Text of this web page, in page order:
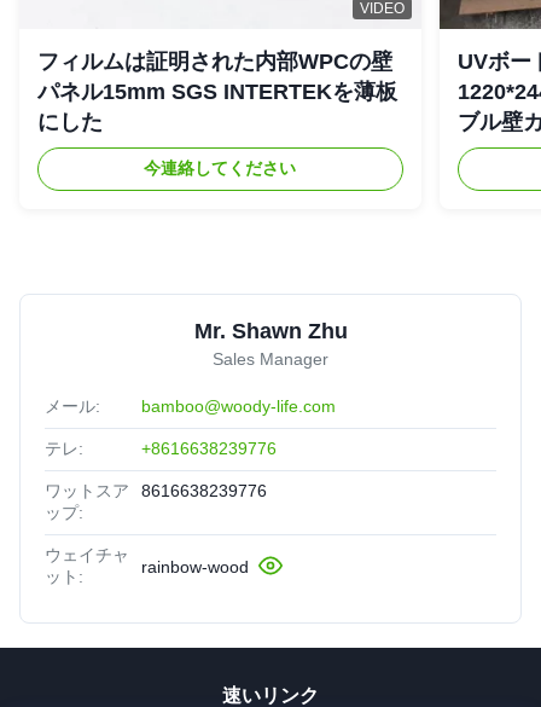
Excellent acoustic performance! Hotels and schools love
the sound absorption—flexible MOQ, sturdy bulk
packaging (no damage). Great B2B value.
VIDEO
フィルムは証明された内部WPCの壁
パネル15mm SGS INTERTEKを薄板
にした
今連絡してください
UVボー
ブル壁
Mr. Shawn Zhu
Sales Manager
メール: bamboo@woody-life.com
テレ: +8616638239776
ワットスア
ップ:
8616638239776
ウェイチャ
ット:
rainbow-wood
速いリンク